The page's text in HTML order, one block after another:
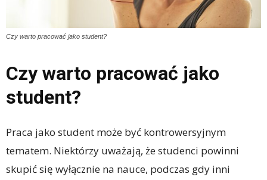
Czy warto pracować jako student?
Czy warto pracować jako
student?
Praca jako student może być kontrowersyjnym
tematem. Niektórzy uważają, że studenci powinni
skupić się wyłącznie na nauce, podczas gdy inni